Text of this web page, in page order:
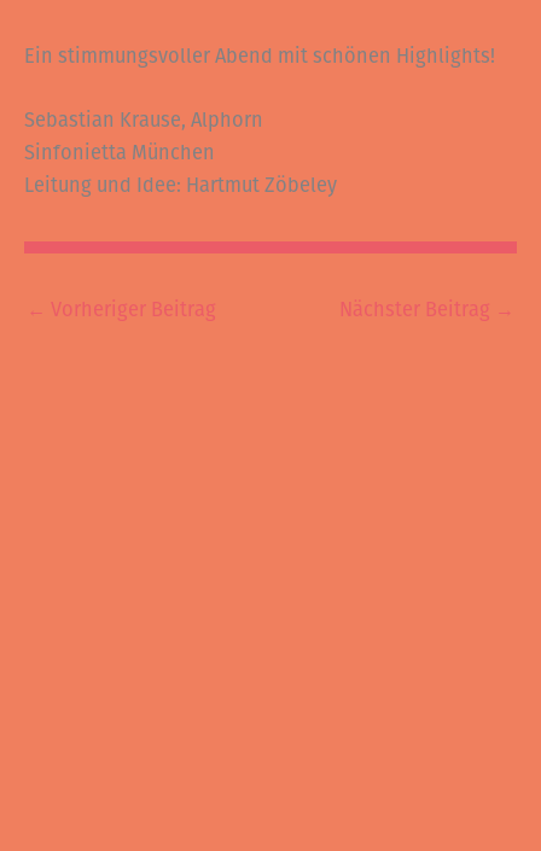
Ein stimmungsvoller Abend mit schönen Highlights!
Sebastian Krause, Alphorn
Sinfonietta München
Leitung und Idee: Hartmut Zöbeley
← Vorheriger Beitrag Nächster Beitrag →